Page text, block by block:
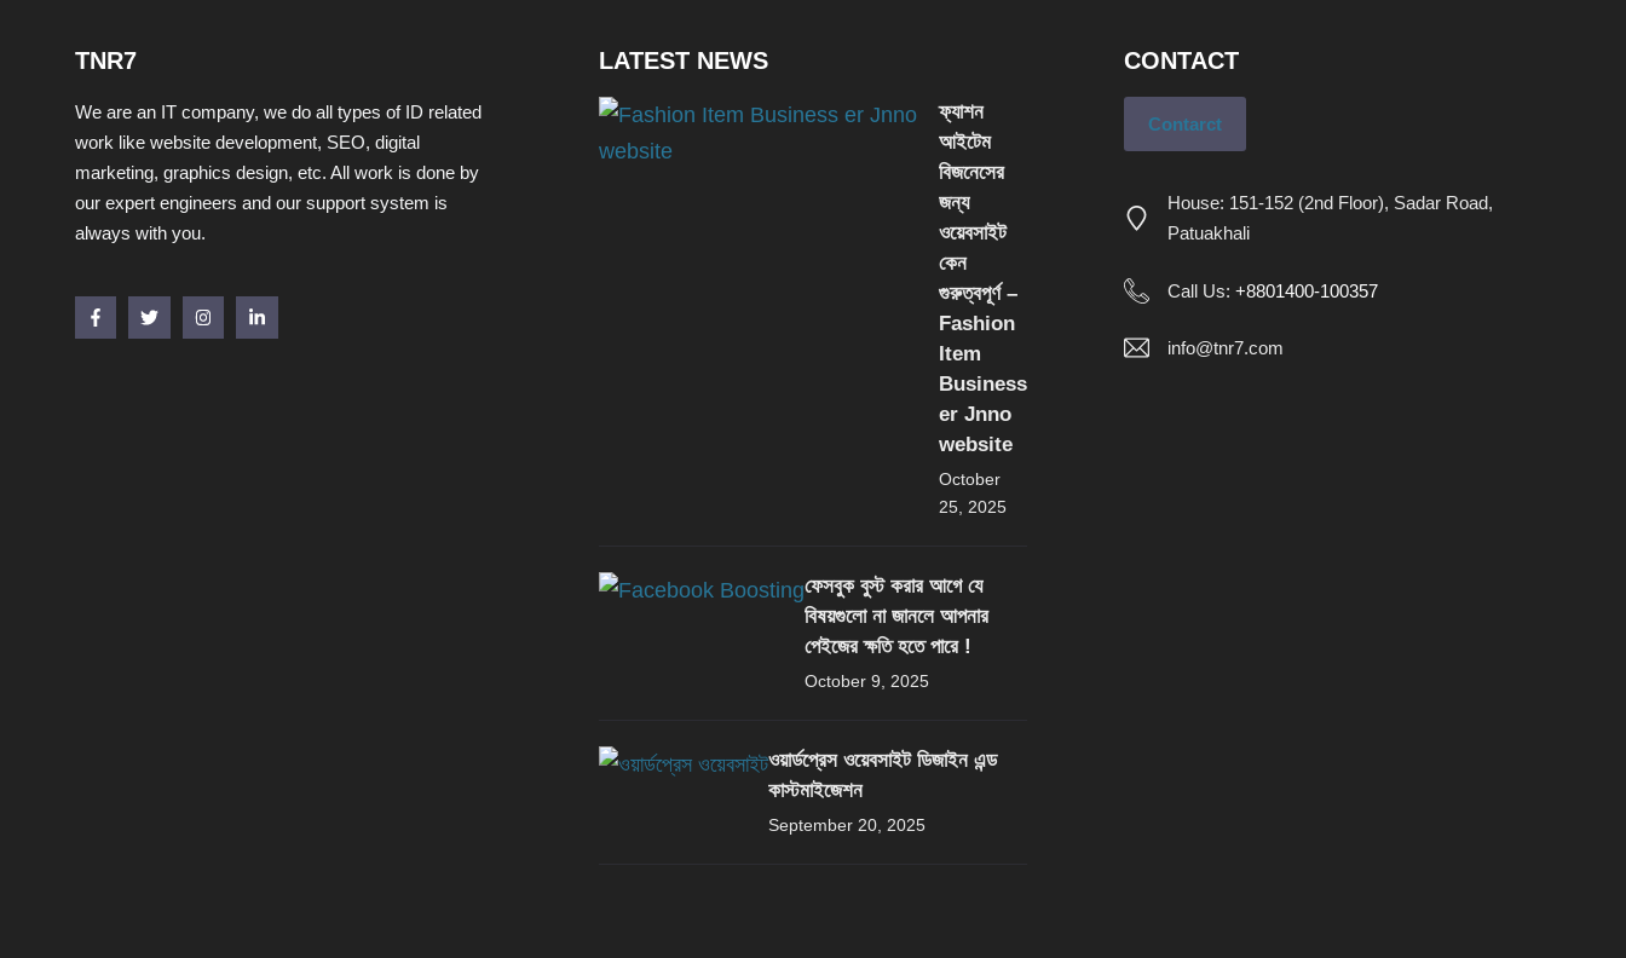
TNR7
We are an IT company, we do all types of ID related
work like website development, SEO, digital
marketing, graphics design, etc. All work is done by
our expert engineers and our support system is
always with you.
LATEST NEWS
ফ্যাশন
আইটেম
বিজনেসের
জন্য
ওয়েবসাইট
কেন
গুরুত্বপূর্ণ –
Fashion
Item
Business
er Jnno
website
October
25, 2025
ফেসবুক বুস্ট করার আগে যে
বিষয়গুলো না জানলে আপনার
পেইজের ক্ষতি হতে পারে !
October 9, 2025
ওয়ার্ডপ্রেস ওয়েবসাইট ডিজাইন এন্ড
কাস্টমাইজেশন
September 20, 2025
CONTACT
Contarct
House: 151-152 (2nd Floor), Sadar Road,
Patuakhali
Call Us: +8801400-100357
info@tnr7.com